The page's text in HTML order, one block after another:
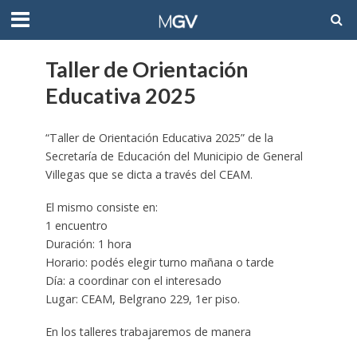
Taller de Orientación
Educativa 2025
“Taller de Orientación Educativa 2025” de la
Secretaría de Educación del Municipio de General
Villegas que se dicta a través del CEAM.
El mismo consiste en:
1 encuentro
Duración: 1 hora
Horario: podés elegir turno mañana o tarde
Día: a coordinar con el interesado
Lugar: CEAM, Belgrano 229, 1er piso.
En los talleres trabajaremos de manera